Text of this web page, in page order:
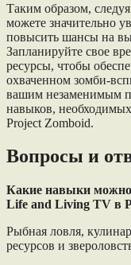
Таким образом,
можете значительно
повысить шансы на
Запланируйте свое
ресурсы, чтобы
охваченном зомби-
вашим незаменимым
навыков,
Project Zomboid.
Вопросы и
Какие навыки можно
Life and Living TV в
Рыбная ловля,
ресурсов и